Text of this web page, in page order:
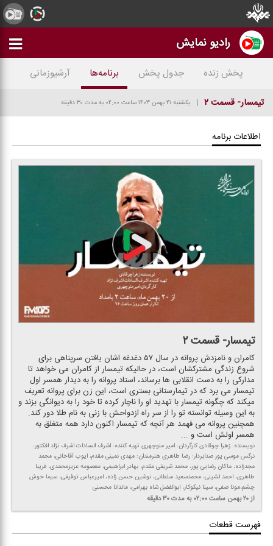
رادیو نمایش
پخش زنده جدول پخش برنامه‌ها
آرشیوزمانی
تیمسار- قسمت ۲
یکشنبه ۲۱ بهمن ۱۴۰۳ ساعت ۰۲:۰۰ به مدت ۳۰ دقیقه
اطلاعات برنامه
تیمسار- قسمت ۲
كامران و نامزدش پروانه در سال ۵۷ دغدغه اشان یافتن سرپناهی برای
شروع زندگی مشتركشان است، در حالیكه تیمسار از كامران می خواهد تا
مداركی را به دست انقلابی ها برساند، استاد پروانه را به دیدار همسر اول
تیمسار می برد كه در تیمارستانی بستری است، این زن برای پروانه تعریف
میكند كه چگونه تیمسار با تهدید او را ناچار كرده تا خود را به دیوانگی بزند و
به این وسیله توانسته تو را از سر راه ازدواحش با زنی به نام طلا دور كند.
همچنین پروانه می فهمد هر آنچه كه تیمسار اكنون دارد همه متغلق به
همسر اولش است و ...
نویسنده: زهرا چوقادی كارگردان: امیر منوچهری تهیه كننده: اشرف السادات اشرف نژاد افكتور:
نرگس موسی پور صدابردار: رضا طاهری هنرمندان: مهدی نمینی مقدم، ایوب آقاخانی، محمد
مجدزاده، ماكان رضایی پور، محمد شریفی مقدم، بهادر ابراهیمی، معصومه عزیزمحمدی، فریبا
طاهری، احمد لشینی، محمدسعید سلطانی، نوشین حسن زاده، امیرعباس توفیقی، سیما خوش
چشم،مونا صفی، سینا نیكوكار، ابوالفضل شاه بهرامی، ماندانا محسنی
از ۲۰ بهمن ساعت ۰۲:۰۰ به مدت ۳۰ دقیقه
فهرست قطعات